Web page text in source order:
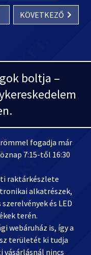
KÖVETKEZŐ
boltja –
fogadja már
7:15-től 16:30
raktárkészlete
alkatrészek,
és LED
terén.
webáruház is, így a
területét ki tudja
vásárlásnál nincs